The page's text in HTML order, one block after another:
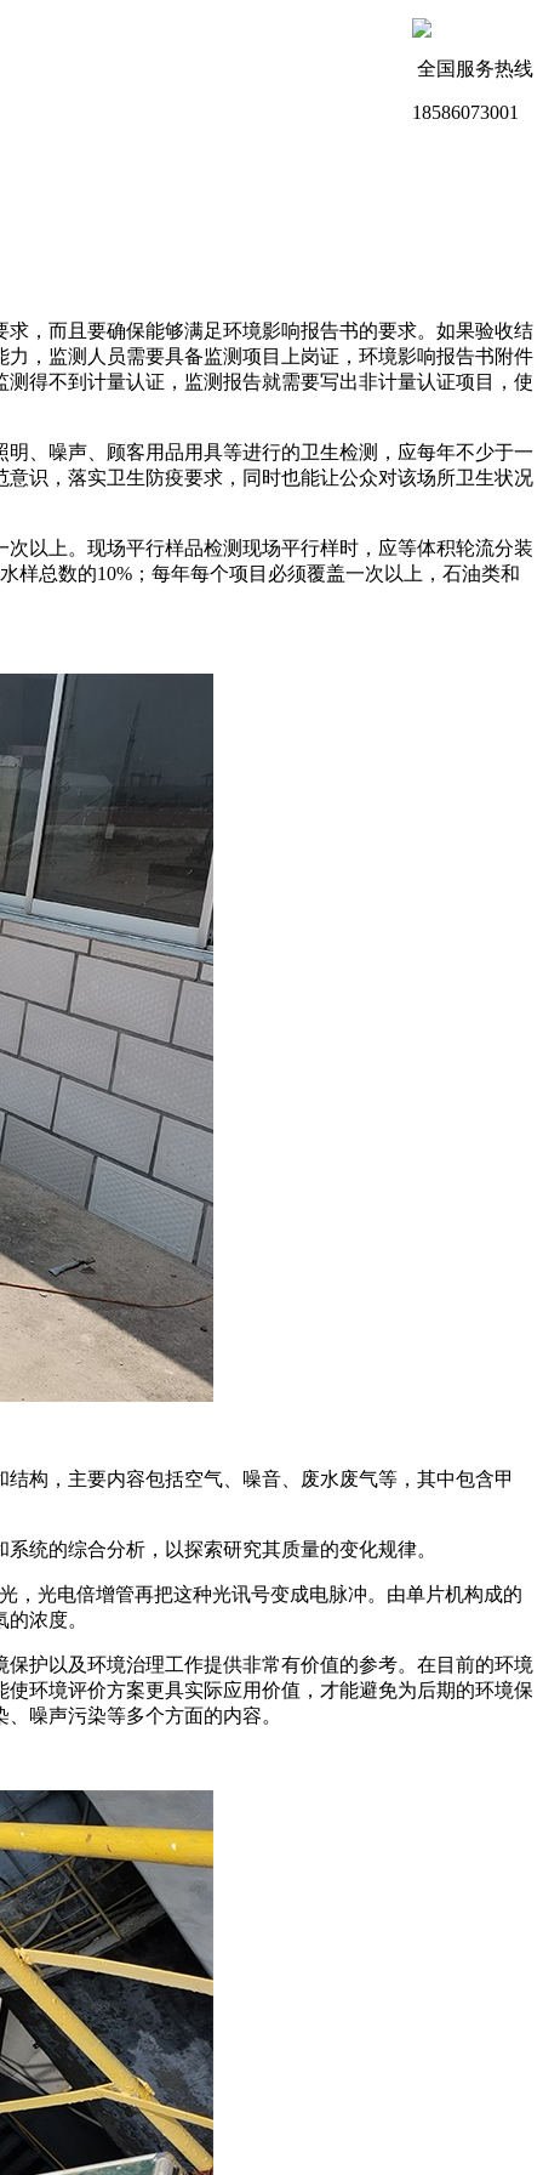
全国服务热线
18586073001
，而且要确保能够满足环境影响报告书的要求。如果验收结
，监测人员需要具备监测项目上岗证，环境影响报告书附件
得不到计量认证，监测报告就需要写出非计量认证项目，使
、噪声、顾客用品用具等进行的卫生检测，应每年不少于一
识，落实卫生防疫要求，同时也能让公众对该场所卫生状况
以上。现场平行样品检测现场平行样时，应等体积轮流分装
样总数的10%；每年每个项目必须覆盖一次以上，石油类和
构，主要内容包括空气、噪音、废水废气等，其中包含甲
统的综合分析，以探索研究其质量的变化规律。
，光电倍增管再把这种光讯号变成电脉冲。由单片机构成的
浓度。
护以及环境治理工作提供非常有价值的参考。在目前的环境
环境评价方案更具实际应用价值，才能避免为后期的环境保
噪声污染等多个方面的内容。